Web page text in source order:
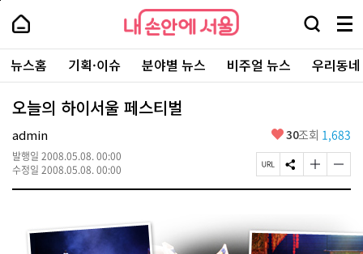
본
로
가
내
손
안
에
서
울
-
서
울
시
대
표
소
내
손
에
울
검
창
열
기
메
뉴
전
체
보
주
요
서
뉴스홈 기획·이슈 분야별 뉴스 비주얼 뉴스 우리동
오늘의 하이서울 페스티벌
admin
발행일 2008.05.08. 00:00
수정일 2008.05.08. 00:00
좋
요
30조회 1,683
페
이
R
L
S
N
유
하
글
자
게
글
자
게
페
상
단
로